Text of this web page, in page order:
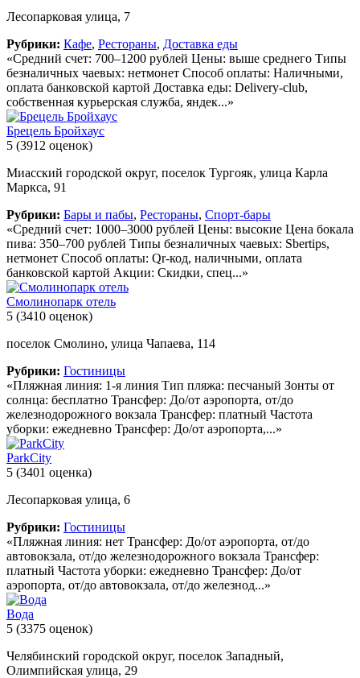
Лесопарковая улица, 7
Рубрики: Кафе, Рестораны, Доставка еды
«Средний счет: 700–1200 рублей Цены: выше среднего Типы
безналичных чаевых: нетмонет Способ оплаты: Наличными,
оплата банковской картой Доставка еды: Delivery-club,
собственная курьерская служба, яндек...»
Брецель Бройхаус
5 (3912 оценок)
Миасский городской округ, поселок Тургояк, улица Карла
Маркса, 91
Рубрики: Бары и пабы, Рестораны, Спорт-бары
«Средний счет: 1000–3000 рублей Цены: высокие Цена бокала
пива: 350–700 рублей Типы безналичных чаевых: Sbertips,
нетмонет Способ оплаты: Qr-код, наличными, оплата
банковской картой Акции: Скидки, спец...»
Смолинопарк отель
5 (3410 оценок)
поселок Смолино, улица Чапаева, 114
Рубрики: Гостиницы
«Пляжная линия: 1-я линия Тип пляжа: песчаный Зонты от
солнца: бесплатно Трансфер: До/от аэропорта, от/до
железнодорожного вокзала Трансфер: платный Частота
уборки: ежедневно Трансфер: До/от аэропорта,...»
ParkCity
5 (3401 оценка)
Лесопарковая улица, 6
Рубрики: Гостиницы
«Пляжная линия: нет Трансфер: До/от аэропорта, от/до
автовокзала, от/до железнодорожного вокзала Трансфер:
платный Частота уборки: ежедневно Трансфер: До/от
аэропорта, от/до автовокзала, от/до железнод...»
Вода
5 (3375 оценок)
Челябинский городской округ, поселок Западный,
Олимпийская улица, 29